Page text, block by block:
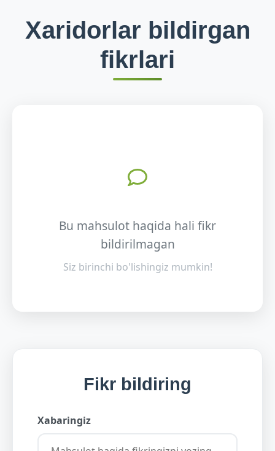
Xaridorlar bildirgan
fikrlari
Bu mahsulot haqida hali fikr
bildirilmagan
Siz birinchi bo'lishingiz mumkin!
Fikr bildiring
Xabaringiz